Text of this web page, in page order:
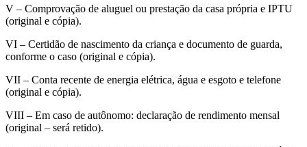
V – Comprovação de aluguel ou prestação da casa própria e IPTU
(original e cópia).
VI – Certidão de nascimento da criança e documento de guarda,
conforme o caso (original e cópia).
VII – Conta recente de energia elétrica, água e esgoto e telefone
(original e cópia).
VIII – Em caso de autônomo: declaração de rendimento mensal
(original – será retido).